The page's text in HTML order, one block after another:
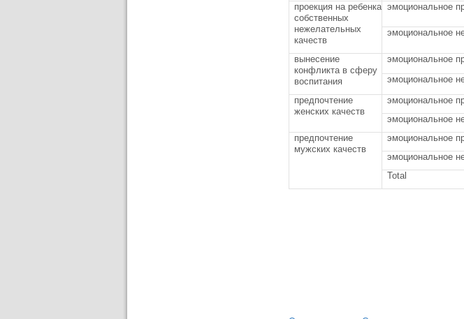
проекция на ребенка
собственных
нежелательных
качеств
эмоциональное
эмоциональное
вынесение
конфликта в сферу
воспитания
эмоциональное
эмоциональное
предпочтение
женских качеств
эмоциональное
эмоциональное
предпочтение
мужских качеств
эмоциональное
эмоциональное
Total